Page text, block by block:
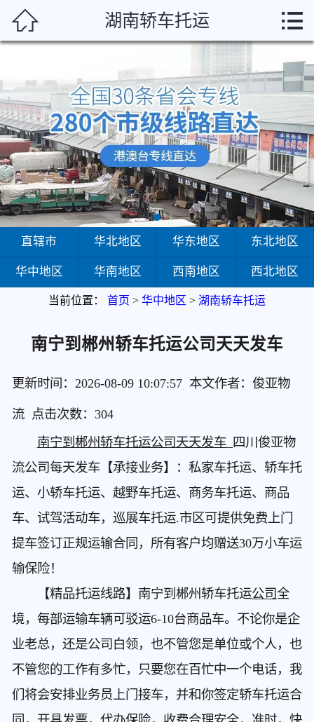
华北地区
华东地区
东北地区
华中地区
华南地区
西南地区
 湖南轿车托运 
直辖市 华北地区 华东地区 东北地区
华中地区 华南地区 西南地区 西北地区
当前位置： 首页 > 华中地区 > 湖南轿车托运
南宁到郴州轿车托运公司天天发车
更新时间：2026-08-09 10:07:57 本文作者：俊亚物
流 点击次数： 304
南宁到郴州轿车托运公司天天发车_四川俊亚物
流公司每天发车【承接业务】：私家车托运、轿车托
运、小轿车托运、越野车托运、商务车托运、商品
车、试驾活动车，巡展车托运.市区可提供免费上门
提车签订正规运输合同，所有客户均赠送30万小车运
输保险！
【精品托运线路】南宁到郴州轿车托运公司全
境，每部运输车辆可驳运6-10台商品车。不论你是企
业老总，还是公司白领，也不管您是单位或个人，也
不管您的工作有多忙，只要您在百忙中一个电话，我
们将会安排业务员上门接车，并和你签定轿车托运合